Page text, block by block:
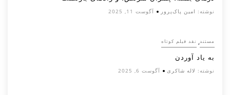
نوشته: امین پاک‌پرور آگوست 11, 2025
مستند, نقد فیلم کوتاه
به یاد آوردن
نوشته: لاله شاکری آگوست 6, 2025